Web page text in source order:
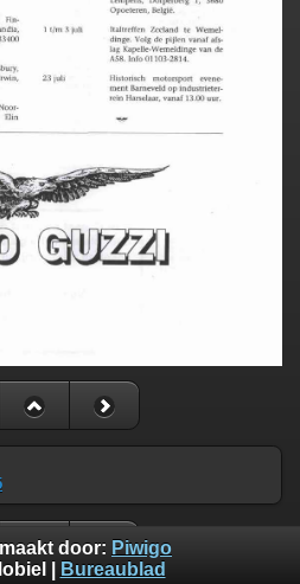
door: Piwigo
Bureaublad